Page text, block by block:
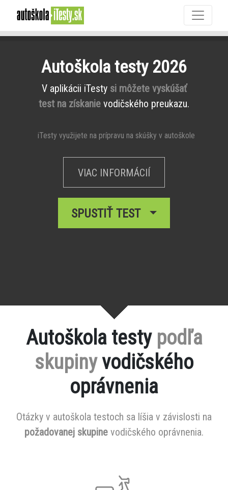
Autoškola testy 2026
V aplikácii iTesty si môžete vyskúšať
test na získanie vodičského preukazu.
iTesty využijete na prípravu na skúšky v autoškole
VIAC INFORMÁCIÍ
SPUSTIŤ TEST
Autoškola testy podľa
skupinyvodičského
oprávnenia
Otázky v autoškola testoch sa líšia v závislosti na
požadovanej skupine vodičského oprávnenia.